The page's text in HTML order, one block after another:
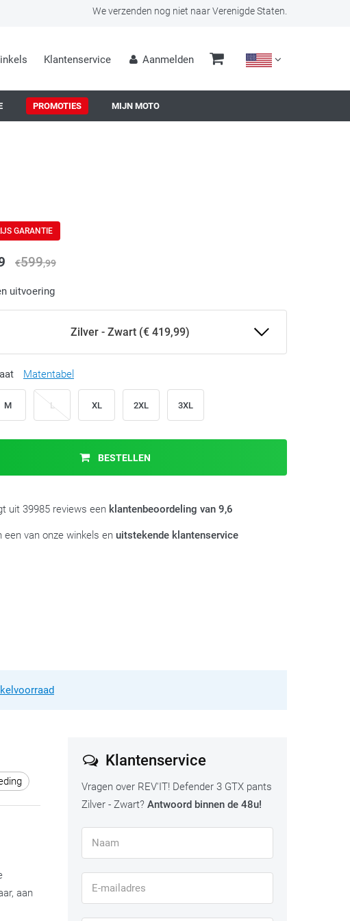
We verzenden nog niet naar Verenigde Staten.
Klantenservice Aanmelden
PROMOTIES MIJN MOTO
GARANTIE
€599,99
uitvoering
Zilver - Zwart (€ 419,99)
Matentabel
M L XL 2XL 3XL
BESTELLEN
uit 39985 reviews een klantenbeoordeling van 9,6
een van onze winkels en uitstekende klantenservice
aan
Klantenservice
Vragen over REV'IT! Defender 3 GTX pants
Zilver - Zwart? Antwoord binnen de 48u!